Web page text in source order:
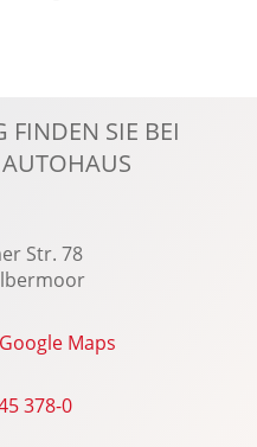
EBS
Safety
FINDEN SIE BEI
Str. 78
Maps
378-0